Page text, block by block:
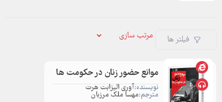
فیلتر ها
موانع حضور زنان در حکومت ها
نویسنده:آوری الیزابت هرت
مترجم:مهسا ملک مرزبان